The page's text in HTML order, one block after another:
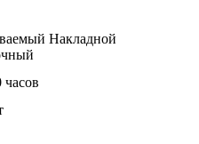
Накладной
часов